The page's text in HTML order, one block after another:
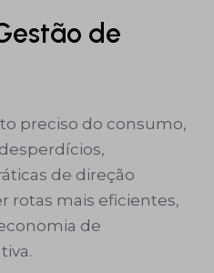
de
preciso do consumo,
de direção
rotas mais eficientes,
de